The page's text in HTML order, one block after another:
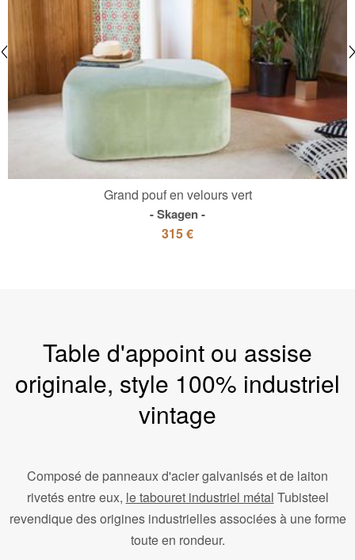
Grand pouf en velours vert
Skagen
315 €
Table d'appoint ou assise
originale, style 100% industriel
vintage
Composé de panneaux d'acier galvanisés et de laiton
rivetés entre eux, le tabouret industriel métal Tubisteel
revendique des origines industrielles associées à une forme
toute en rondeur.